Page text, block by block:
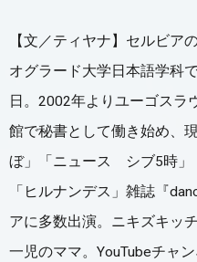
【文／ティヤナ】セルビア
オグラード大学日本語学科
日。2002年よりユーゴスラ
館で秘書として働き始め、
ぼ」「ニュース シブ5時」
「ヒルナンデス」雑誌『
アに多数出演。ニキズキッ
一児のママ。YouTubeチャ